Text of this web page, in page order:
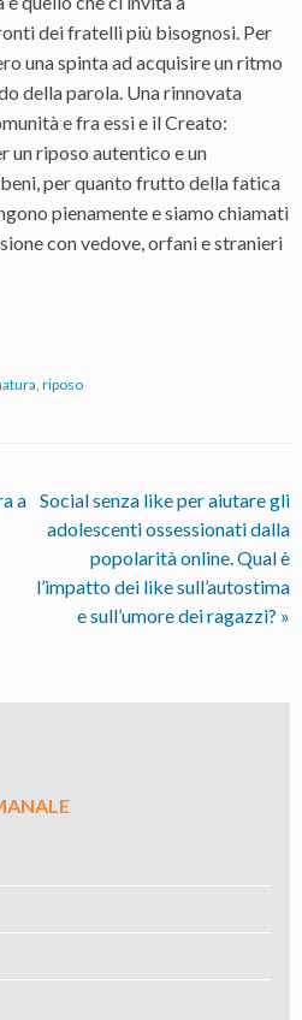
dei fratelli più bisognosi. Per
una spinta ad acquisire un ritmo
della parola. Una rinnovata
e fra essi e il Creato:
un riposo autentico e un
per quanto frutto della fatica
pienamente e siamo chiamati
con vedove, orfani e stranieri
, riposo
a Social senza like per aiutare gli
adolescenti ossessionati dalla
popolarità online. Qual è
l’impatto dei like sull’autostima
e sull’umore dei ragazzi? »